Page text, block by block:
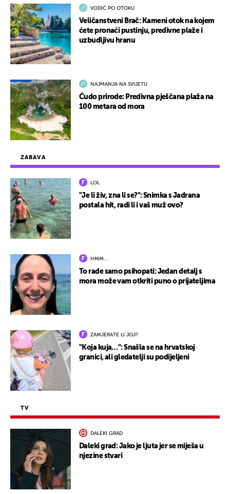
ZABAVA
LOL
"Je li živ, zna li se?": Snimka s Jadrana
postala hit, radi li i vaš muž ovo?
HMM…
To rade samo psihopati: Jedan detalj s
mora može vam otkriti puno o prijateljima
ZAMJERATE LI JOJ?
"Koja kuja…": Snašla se na hrvatskoj
granici, ali gledatelji su podijeljeni
TV
DALEKI GRAD
Daleki grad: Jako je ljuta jer se miješa u
njezine stvari
VODIČ PO OTOKU
Veličanstveni Brač: Kameni otok na kojem
ćete pronaći pustinju, predivne plaže i
uzbudljivu hranu
NAJMANJA NA SVIJETU
Čudo prirode: Predivna pješčana plaža na
100 metara od mora